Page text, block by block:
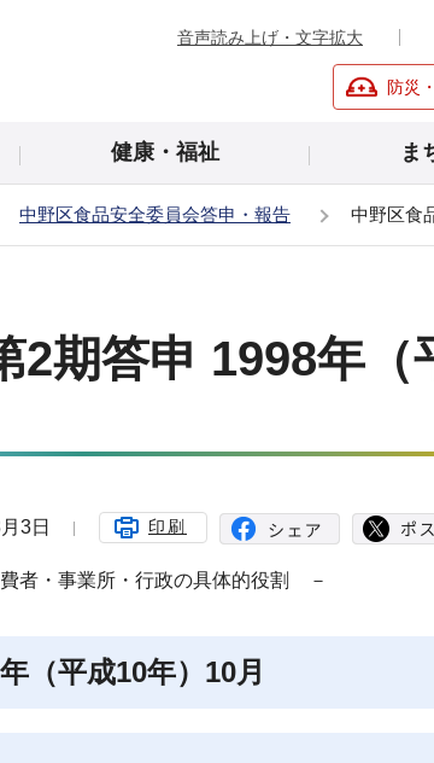
音声読み上げ・文字拡大
防災
健康・福祉 ま
中野区食品安全委員会答申・報告 中野区食
期答申 1998年（
3日 印刷
者・事業所・行政の具体的役割 －
（平成10年）10月